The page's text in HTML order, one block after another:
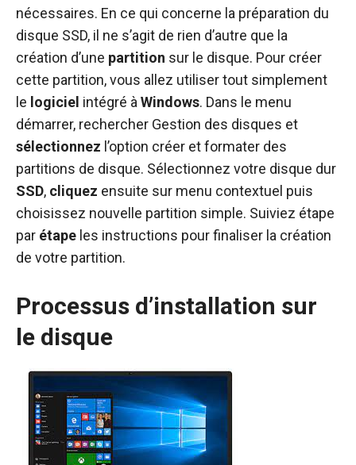
nécessaires. En ce qui concerne la préparation du
disque SSD, il ne s’agit de rien d’autre que la
création d’une partition sur le disque. Pour créer
cette partition, vous allez utiliser tout simplement
le logiciel intégré à Windows. Dans le menu
démarrer, rechercher Gestion des disques et
sélectionnez l’option créer et formater des
partitions de disque. Sélectionnez votre disque dur
SSD, cliquez ensuite sur menu contextuel puis
choisissez nouvelle partition simple. Suiviez étape
par étape les instructions pour finaliser la création
de votre partition.
Processus d’installation sur
le disque